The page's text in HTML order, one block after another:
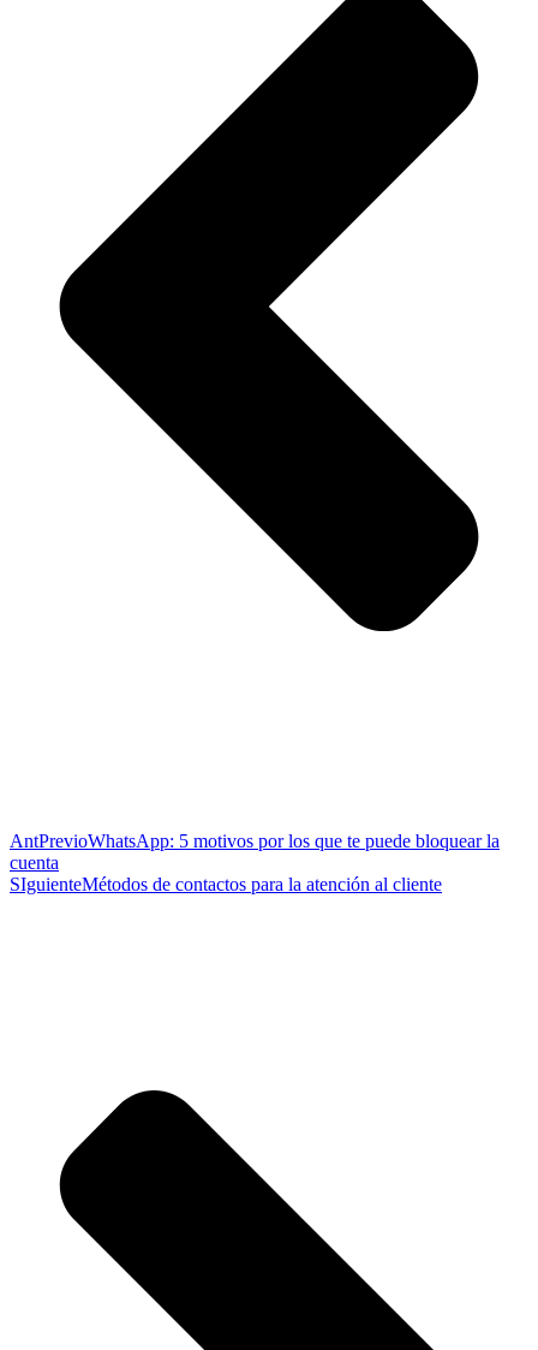
AntPrevioWhatsApp: 5 motivos por los que te puede bloquear la
cuenta
SIguienteMétodos de contactos para la atención al cliente